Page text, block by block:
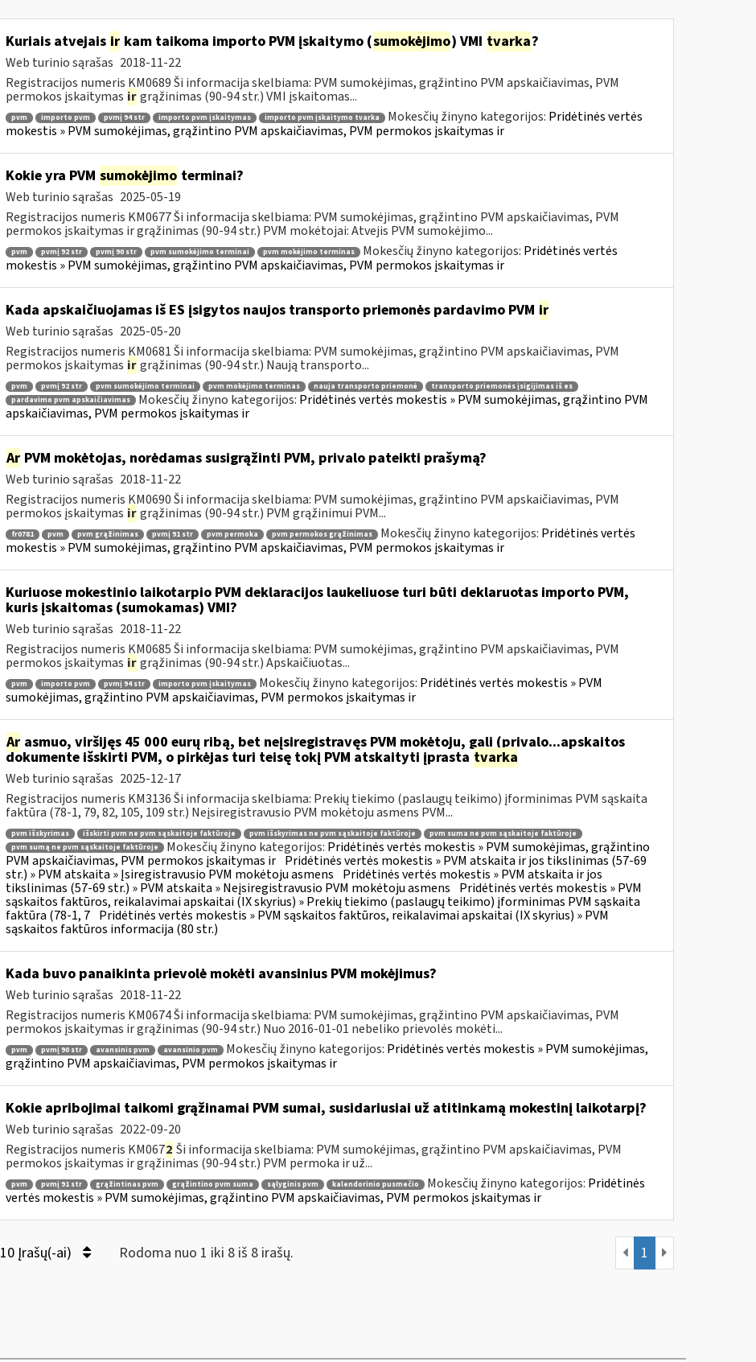
Kuriais atvejais irkam taikoma importo PVM įskaitymo (sumokėjimo) VMI tvarka?
Web turinio sąrašas 2018-11-22
Registracijos numeris KM0689 Ši informacija skelbiama: PVM sumokėjimas, grąžintino PVM apskaičiavimas, PVM
permokos įskaitymas ir grąžinimas (90-94 str.) VMI įskaitomas...
pvm importo pvm pvmį 94 str importo pvm įskaitymas importo pvm įskaitymo tvarka Mokesčių žinyno kategorijos: Pridėtinės vertės
mokestis » PVM sumokėjimas, grąžintino PVM apskaičiavimas, PVM permokos įskaitymas ir
Kokie yra PVM sumokėjimo terminai?
Web turinio sąrašas 2025-05-19
Registracijos numeris KM0677 Ši informacija skelbiama: PVM sumokėjimas, grąžintino PVM apskaičiavimas, PVM
permokos įskaitymas ir grąžinimas (90-94 str.) PVM mokėtojai: Atvejis PVM sumokėjimo...
pvm pvmį 92 str pvmį 90 str pvm sumokėjimo terminai pvm mokėjimo terminas Mokesčių žinyno kategorijos: Pridėtinės vertės
mokestis » PVM sumokėjimas, grąžintino PVM apskaičiavimas, PVM permokos įskaitymas ir
Kada apskaičiuojamas iš ES įsigytos naujos transporto priemonės pardavimo PVM ir
Web turinio sąrašas 2025-05-20
Registracijos numeris KM0681 Ši informacija skelbiama: PVM sumokėjimas, grąžintino PVM apskaičiavimas, PVM
permokos įskaitymas ir grąžinimas (90-94 str.) Naują transporto...
pvm pvmį 92 str pvm sumokėjimo terminai pvm mokėjimo terminas nauja transporto priemonė
transporto priemonės įsigijimas iš es
pardavimo pvm apskaičiavimas
Mokesčių žinyno kategorijos: Pridėtinės vertės mokestis » PVM sumokėjimas, grąžintino PVM
apskaičiavimas, PVM permokos įskaitymas ir
ArPVM mokėtojas, norėdamas susigrąžinti PVM, privalo pateikti prašymą?
Web turinio sąrašas 2018-11-22
Registracijos numeris KM0690 Ši informacija skelbiama: PVM sumokėjimas, grąžintino PVM apskaičiavimas, PVM
permokos įskaitymas ir grąžinimas (90-94 str.) PVM grąžinimui PVM...
fr0781 pvm pvm grąžinimas pvmį 91 str pvm permoka pvm permokos grąžinimas Mokesčių žinyno kategorijos: Pridėtinės vertės
mokestis » PVM sumokėjimas, grąžintino PVM apskaičiavimas, PVM permokos įskaitymas ir
Kuriuose mokestinio laikotarpio PVM deklaracijos laukeliuose turi būti deklaruotas importo PVM,
kuris įskaitomas (sumokamas) VMI?
Web turinio sąrašas 2018-11-22
Registracijos numeris KM0685 Ši informacija skelbiama: PVM sumokėjimas, grąžintino PVM apskaičiavimas, PVM
permokos įskaitymas ir grąžinimas (90-94 str.) Apskaičiuotas...
pvm importo pvm pvmį 94 str importo pvm įskaitymas Mokesčių žinyno kategorijos: Pridėtinės vertės mokestis » PVM
sumokėjimas, grąžintino PVM apskaičiavimas, PVM permokos įskaitymas ir
Arasmuo, viršijęs 45 000 eurų ribą, bet neįsiregistravęs PVM mokėtoju, gali (privalo...apskaitos
dokumente išskirti PVM, o pirkėjas turi teisę tokį PVM atskaityti įprasta tvarka
Web turinio sąrašas 2025-12-17
Registracijos numeris KM3136 Ši informacija skelbiama: Prekių tiekimo (paslaugų teikimo) įforminimas PVM sąskaita
faktūra (78-1, 79, 82, 105, 109 str.) Neįsiregistravusio PVM mokėtoju asmens PVM...
pvm išskyrimas išskirti pvm ne pvm sąskaitoje faktūroje pvm išskyrimas ne pvm sąskaitoje faktūroje
pvm suma ne pvm sąskaitoje faktūroje
pvm sumą ne pvm sąskaitoje faktūroje
Mokesčių žinyno kategorijos: Pridėtinės vertės mokestis » PVM sumokėjimas, grąžintino
PVM apskaičiavimas, PVM permokos įskaitymas ir Pridėtinės vertės mokestis » PVM atskaita ir jos tikslinimas (57-69
str.) » PVM atskaita » Įsiregistravusio PVM mokėtoju asmens Pridėtinės vertės mokestis » PVM atskaita ir jos
tikslinimas (57-69 str.) » PVM atskaita » Neįsiregistravusio PVM mokėtoju asmens Pridėtinės vertės mokestis » PVM
sąskaitos faktūros, reikalavimai apskaitai (IX skyrius) » Prekių tiekimo (paslaugų teikimo) įforminimas PVM sąskaita
faktūra (78-1, 7 Pridėtinės vertės mokestis » PVM sąskaitos faktūros, reikalavimai apskaitai (IX skyrius) » PVM
sąskaitos faktūros informacija (80 str.)
Kada buvo panaikinta prievolė mokėti avansinius PVM mokėjimus?
Web turinio sąrašas 2018-11-22
Registracijos numeris KM0674 Ši informacija skelbiama: PVM sumokėjimas, grąžintino PVM apskaičiavimas, PVM
permokos įskaitymas ir grąžinimas (90-94 str.) Nuo 2016-01-01 nebeliko prievolės mokėti...
pvm pvmį 90 str avansinis pvm avansinio pvm Mokesčių žinyno kategorijos: Pridėtinės vertės mokestis » PVM sumokėjimas,
grąžintino PVM apskaičiavimas, PVM permokos įskaitymas ir
Kokie apribojimai taikomi grąžinamai PVM sumai, susidariusiai už atitinkamą mokestinį laikotarpį?
Web turinio sąrašas 2022-09-20
Registracijos numeris KM0672 Ši informacija skelbiama: PVM sumokėjimas, grąžintino PVM apskaičiavimas, PVM
permokos įskaitymas ir grąžinimas (90-94 str.) PVM permoka ir už...
pvm pvmį 91 str grąžintinas pvm grąžintino pvm suma sąlyginis pvm kalendorinio pusmečio Mokesčių žinyno kategorijos: Pridėtinės
vertės mokestis » PVM sumokėjimas, grąžintino PVM apskaičiavimas, PVM permokos įskaitymas ir
10 Įrašų(-ai) Rodoma nuo 1 iki 8 iš 8 irašų. 1